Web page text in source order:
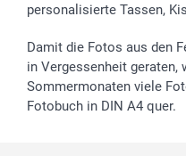
personalisierte Tassen,
Damit die Fotos aus den
in Vergessenheit geraten,
Sommermonaten viele
Fotobuch in DIN A4 quer.